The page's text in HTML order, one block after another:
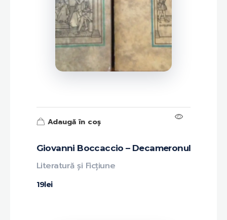
Giovanni Boccaccio – Decameronul
19lei
Literatură și Ficțiune
Adaugă în coș